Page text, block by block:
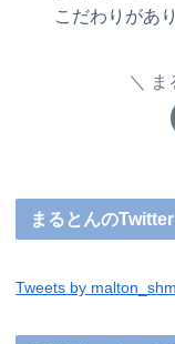
こだわりがあ
ま
まるとんのTwitter
Tweets by malton_shm